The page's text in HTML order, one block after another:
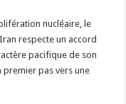
nucléaire, le
respecte un accord
pacifique de son
pas vers une